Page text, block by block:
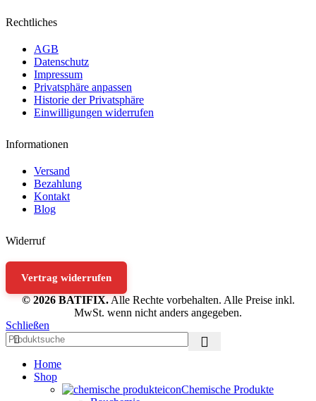
Rechtliches
AGB
Datenschutz
Impressum
Privatsphäre anpassen
Historie der Privatsphäre
Einwilligungen widerrufen
Informationen
Versand
Bezahlung
Kontakt
Blog
Widerruf
Vertrag widerrufen
© 2026 BATIFIX.Alle Rechte vorbehalten. Alle Preise inkl.
MwSt. wenn nicht anders angegeben.
Schließen
Home
Shop
Chemische Produkte